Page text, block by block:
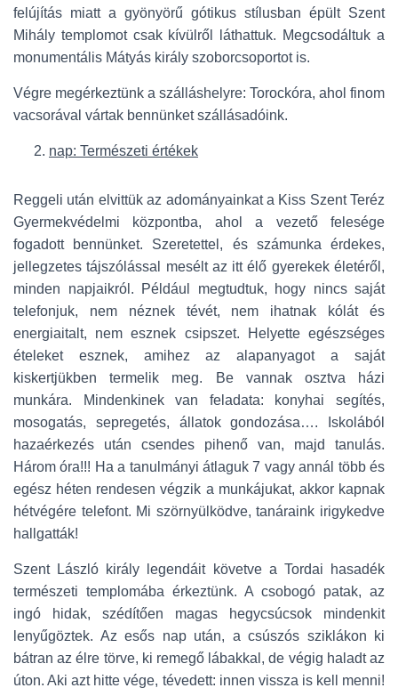
felújítás miatt a gyönyörű gótikus stílusban épült Szent
Mihály templomot csak kívülről láthattuk. Megcsodáltuk a
monumentális Mátyás király szoborcsoportot is.
Végre megérkeztünk a szálláshelyre: Torockóra, ahol finom
vacsorával vártak bennünket szállásadóink.
nap: Természeti értékek
Reggeli után elvittük az adományainkat a Kiss Szent Teréz
Gyermekvédelmi központba, ahol a vezető felesége
fogadott bennünket. Szeretettel, és számunka érdekes,
jellegzetes tájszólással mesélt az itt élő gyerekek életéről,
minden napjaikról. Például megtudtuk, hogy nincs saját
telefonjuk, nem néznek tévét, nem ihatnak kólát és
energiaitalt, nem esznek csipszet. Helyette egészséges
ételeket esznek, amihez az alapanyagot a saját
kiskertjükben termelik meg. Be vannak osztva házi
munkára. Mindenkinek van feladata: konyhai segítés,
mosogatás, sepregetés, állatok gondozása…. Iskolából
hazaérkezés után csendes pihenő van, majd tanulás.
Három óra!!! Ha a tanulmányi átlaguk 7 vagy annál több és
egész héten rendesen végzik a munkájukat, akkor kapnak
hétvégére telefont. Mi szörnyülködve, tanáraink irigykedve
hallgatták!
Szent László király legendáit követve a Tordai hasadék
természeti templomába érkeztünk. A csobogó patak, az
ingó hidak, szédítően magas hegycsúcsok mindenkit
lenyűgöztek. Az esős nap után, a csúszós sziklákon ki
bátran az élre törve, ki remegő lábakkal, de végig haladt az
úton. Aki azt hitte vége, tévedett: innen vissza is kell menni!